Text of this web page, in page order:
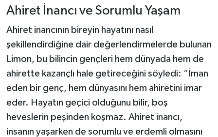
Ahiret İnancı ve Sorumlu Yaşam
Ahiret inancının bireyin hayatını nasıl
şekillendirdiğine dair değerlendirmelerde bulunan
Limon, bu bilincin gençleri hem dünyada hem de
ahirette kazançlı hale getireceğini söyledi: “İman
eden bir genç, hem dünyasını hem ahiretini imar
eder. Hayatın geçici olduğunu bilir, boş
heveslerin peşinden koşmaz. Ahiret inancı,
insanın yaşarken de sorumlu ve erdemli olmasını